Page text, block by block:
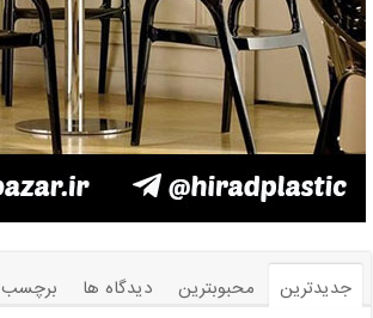
جدیدترین محبوبترین دیدگاه ها
برچسب